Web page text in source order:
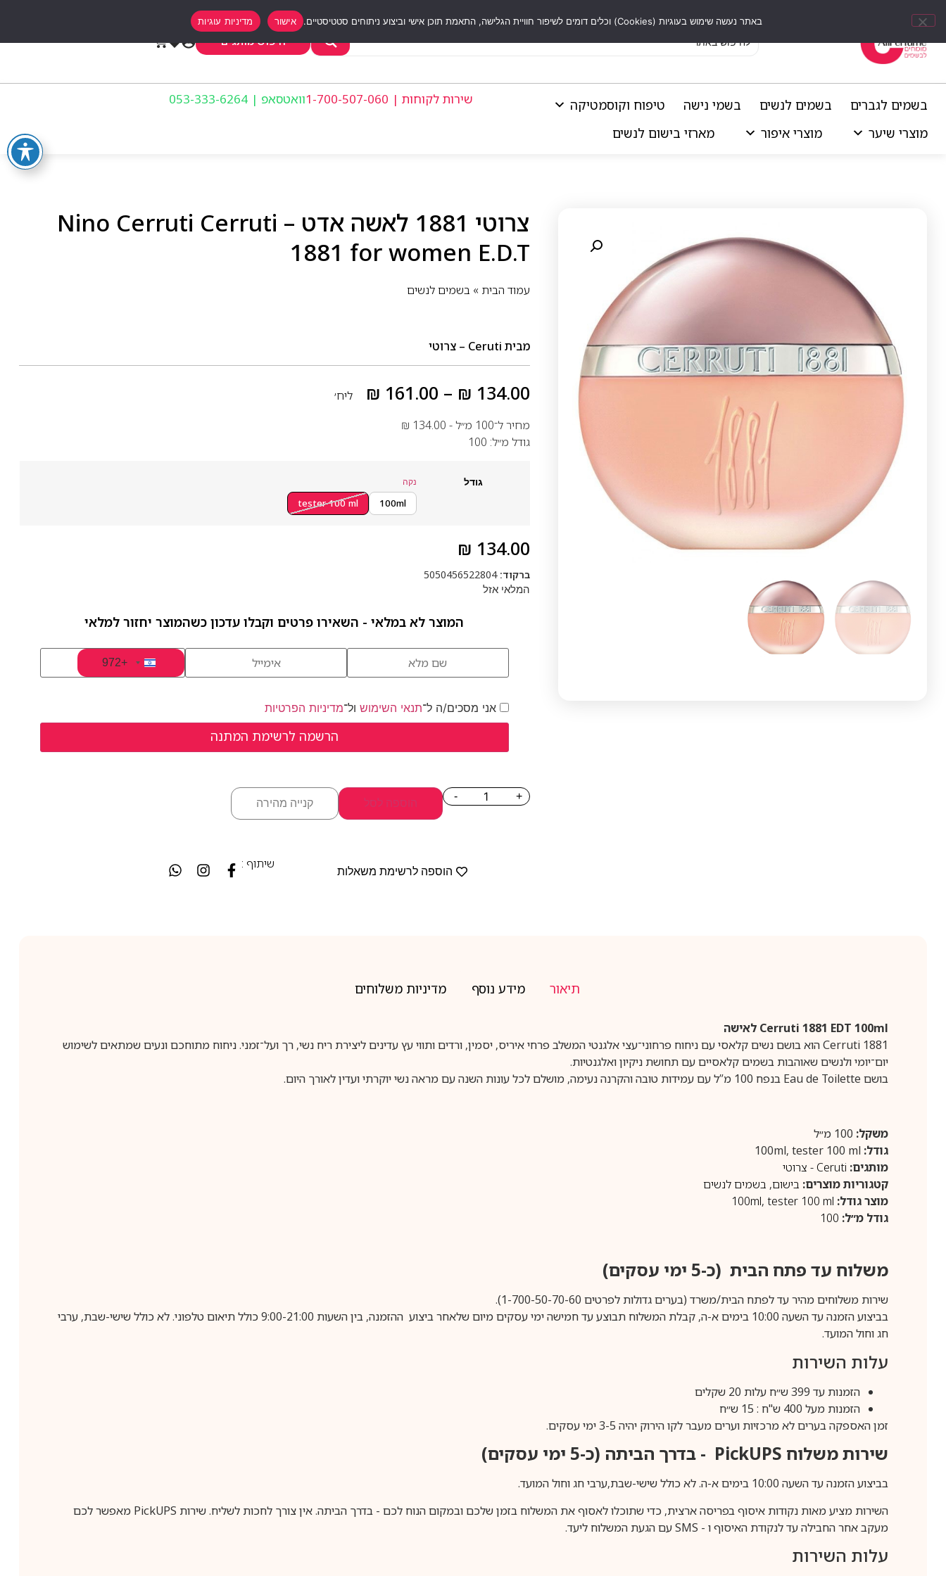
חיפוש מותגים
בשמים לגברים בשמים לנשים בשמי נישה
טיפוח וקוסמטיקה
מוצרי שיער
מוצרי איפור מארזי בישום לנשים
שירות לקוחות | 1-700-507-060 וואטסאפ | 053-333-6264
צרוטי 1881 לאשה אדט – Nino Cerruti Cerruti
1881 for women E.D.T
עמוד הבית » בשמים לנשים
מבית Ceruti – צרוטי
₪ 134.00
–
₪ 161.00
ליח׳
מחיר ל־100 מ״ל -
₪ 134.00
גודל מ״ל: 100
גודל נקה
100ml
tester 100 ml
₪ 134.00
ברקוד: 5050456522804
המלאי אזל
המוצר לא במלאי - השאירו פרטים וקבלו עדכון כשהמוצר יחזור למלאי
Israel +972
+972
אני מסכים/ה ל־תנאי השימוש ול־מדיניות הפרטיות
- +
הוספה לסל קנייה מהירה
הוספה לרשימת משאלות
שיתוף :
תיאור מידע נוסף מדיניות משלוחים
Cerruti 1881 EDT 100ml לאישה
Cerruti 1881 הוא בושם נשים קלאסי עם ניחוח פרחוני־עצי אלגנטי המשלב פרחי איריס, יסמין, ורדים ותווי עץ עדינים ליצירת ריח נשי, רך ועל־זמני. ניחוח מתוחכם ונעים שמתאים לשימוש
יום־יומי ולנשים שאוהבות בשמים קלאסיים עם תחושת ניקיון ואלגנטיות.
בושם Eau de Toilette בנפח 100 מ”ל עם עמידות טובה והקרנה נעימה, מושלם לכל עונות השנה עם מראה נשי יוקרתי ועדין לאורך היום.
משקל:
גודל:
מותגים: Ceruti - צרוטי
קטגוריות מוצרים: בישום, בשמים לנשים
מוצר גודל:
100ml,tester 100 ml
גודל מ״ל: 100
משלוח עד פתח הבית (כ-5 ימי עסקים)
שירות משלוחים מהיר עד לפתח הבית/משרד (בערים גדולות לפרטים 1-700-50-70-60).
בביצוע הזמנה עד השעה 10:00 בימים א-ה, קבלת המשלוח תבוצע עד חמישה ימי עסקים מיום שלאחר ביצוע ההזמנה, בין השעות 9:00-21:00 כולל תיאום טלפוני. לא כולל שישי-שבת, ערבי
חג וחול המועד.
עלות השירות
הזמנות עד 399 ש״ח עלות 20 שקלים
הזמנות מעל 400 ש"ח : 15 ש״ח
זמן האספקה בערים לא מרכזיות וערים מעבר לקו הירוק יהיה 3-5 ימי עסקים.
שירות משלוח PickUPS - בדרך הביתה (כ-5 ימי עסקים)
בביצוע הזמנה עד השעה 10:00 בימים א-ה. לא כולל שישי-שבת,ערבי חג וחול המועד.
השירות מציע מאות נקודות איסוף בפריסה ארצית, כדי שתוכלו לאסוף את המשלוח בזמן שלכם ובמקום הנוח לכם - בדרך הביתה. אין צורך לחכות לשליח. שירות PickUPS מאפשר לכם
מעקב אחר החבילה עד לנקודת האיסוף ו - SMSעם הגעת המשלוח ליעד.
עלות השירות
באתר נעשה שימוש בעוגיות (Cookies) וכלים דומים לשיפור חוויית הגלישה, התאמת תוכן אישי וביצוע ניתוחים סטטיסטיים. אישור מדיניות עוגיות